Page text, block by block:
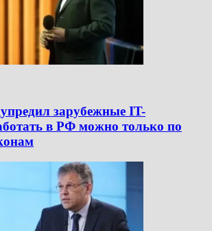
зарубежные IT-
в РФ можно только по